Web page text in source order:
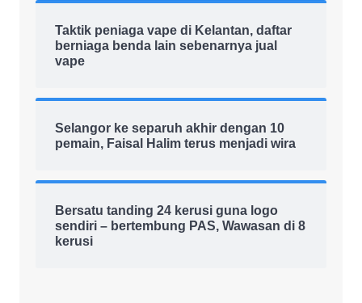
Taktik peniaga vape di Kelantan, daftar
berniaga benda lain sebenarnya jual
vape
Selangor ke separuh akhir dengan 10
pemain, Faisal Halim terus menjadi wira
Bersatu tanding 24 kerusi guna logo
sendiri – bertembung PAS, Wawasan di 8
kerusi